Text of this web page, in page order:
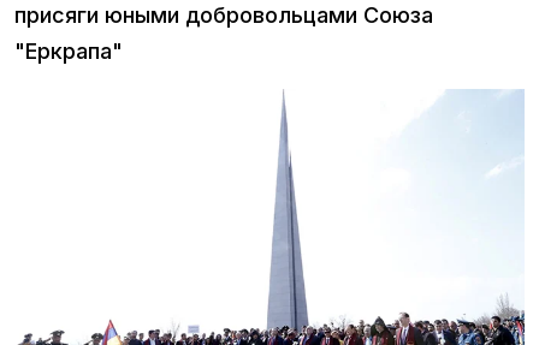
присяги юными добровольцами Союза
"Еркрапа"